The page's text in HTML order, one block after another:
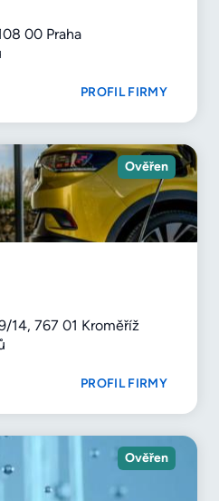
00 Praha
PROFIL FIRMY
Ověřen
14, 767 01 Kroměříž
PROFIL FIRMY
Ověřen